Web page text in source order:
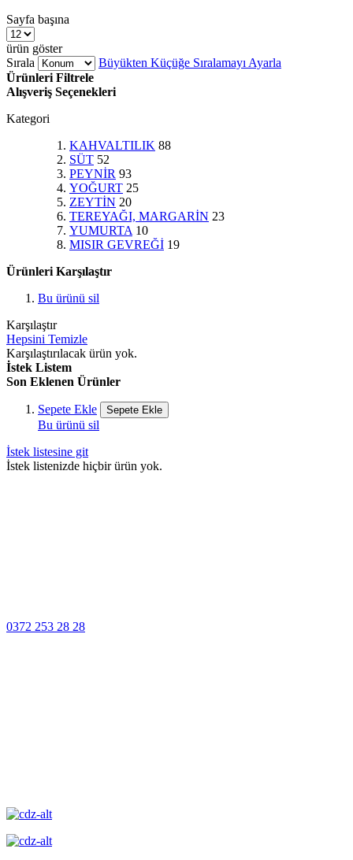
Sayfa başına
ürün göster
Sırala
Büyükten Küçüğe Sıralamayı Ayarla
Ürünleri Filtrele
Alışveriş Seçenekleri
Kategori
KAHVALTILIK 88
SÜT 52
PEYNİR 93
YOĞURT 25
ZEYTİN 20
TEREYAĞI, MARGARİN 23
YUMURTA 10
MISIR GEVREĞİ 19
Ürünleri Karşılaştır
Bu ürünü sil
Karşılaştır
Hepsini Temizle
Karşılaştırılacak ürün yok.
İstek Listem
Son Eklenen Ürünler
Sepete Ekle Sepete Ekle
Bu ürünü sil
İstek listesine git
İstek listenizde hiçbir ürün yok.
0372 253 28 28